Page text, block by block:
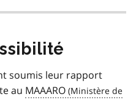
soumis leur rapport
au MAAARO